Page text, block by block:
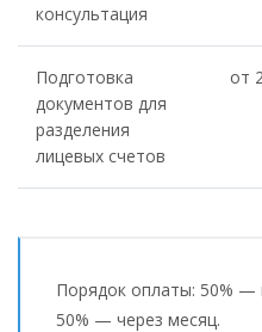
консультация
Подготовка
документов для
разделения
лицевых счетов
от
Порядок оплаты: 50% —
50% — через месяц.